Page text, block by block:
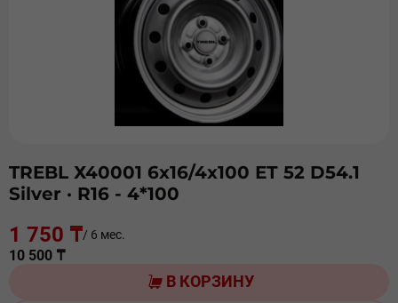
TREBL Х40001 6х16/4х100 ЕТ 52 D54.1
Silver · R16 - 4*100
1 750 ₸/ 6 мес.
10 500 ₸
В КОРЗИНУ